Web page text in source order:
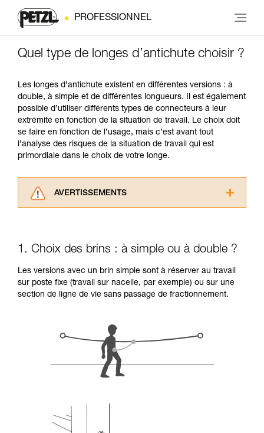
PROFESSIONNEL
Quel type de longes d’antichute choisir ?
Les longes d’antichute existent en différentes versions : à
double, à simple et de différentes longueurs. Il est également
possible d’utiliser différents types de connecteurs à leur
extrémité en fonction de la situation de travail. Le choix doit
se faire en fonction de l’usage, mais c’est avant tout
l’analyse des risques de la situation de travail qui est
primordiale dans le choix de votre longe.
AVERTISSEMENTS
informations de la notice technique pour
d’informations.
Maîtriser ces techniques nécessite une
formation et un entraînement spécifique. Validez
de la reproduire en autonomie.
Nous donnons des exemples de techniques
liées à votre activité. Il peut en exister d’autres
que nous ne décrivons pas ici.
1. Choix des brins : à simple ou à double ?
Les versions avec un brin simple sont à réserver au travail
sur poste fixe (travail sur nacelle, par exemple) ou sur une
section de ligne de vie sans passage de fractionnement.